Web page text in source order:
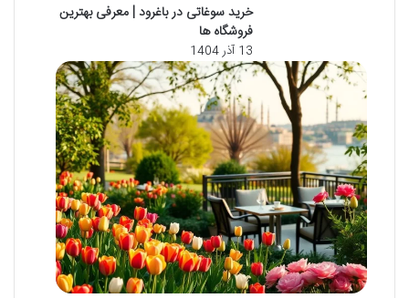
خرید سوغاتی در باغرود | معرفی بهترین
فروشگاه ها
13 آذر 1404